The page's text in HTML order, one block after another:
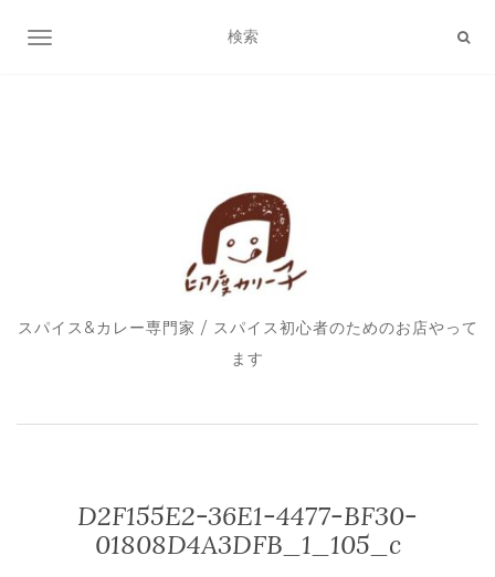
ナビゲーション切り替え
スパイス&カレー専門家 / スパイス初心者のためのお店やって
ます
D2F155E2-36E1-4477-BF30-
01808D4A3DFB_1_105_c